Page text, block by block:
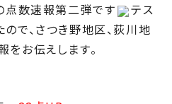
点数速報第二弾です
テス
で、さつき野地区、荻川地
お伝えします。